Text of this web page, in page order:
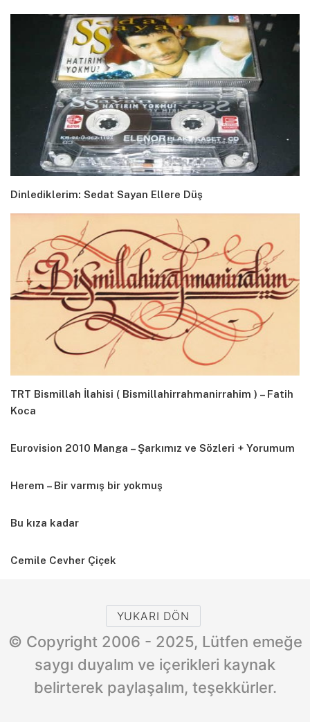
Dinlediklerim: Sedat Sayan Ellere Düş
TRT Bismillah İlahisi ( Bismillahirrahmanirrahim ) – Fatih
Koca
Eurovision 2010 Manga – Şarkımız ve Sözleri + Yorumum
Herem – Bir varmış bir yokmuş
Bu kıza kadar
Cemile Cevher Çiçek
YUKARI DÖN
© Copyright 2006 - 2025, Lütfen emeğe
saygı duyalım ve içerikleri kaynak
belirterek paylaşalım, teşekkürler.